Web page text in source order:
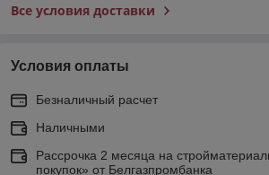
Все условия доставки
Условия оплаты
Безналичный расчет
Наличными
Рассрочка 2 месяца на
покупок» от Белгазпромбанка